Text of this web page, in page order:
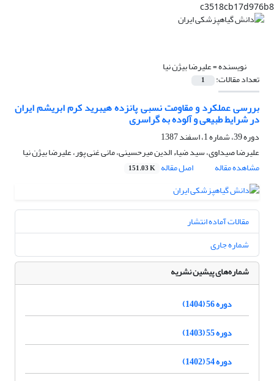
c3518cb17d976b8
نویسنده =علیرضا بیژن نیا
تعداد مقالات: 1
بررسی عملکرد و مقاومت نسبی پانزده هیبرید کرم ابریشم ایران
در شرایط طبیعی و آلوده به گراسری
دوره 39، شماره 1، اسفند 1387
علیرضا صیداوی، سید ضیاء الدین میرحسینی، مانی غنی پور، علیرضا بیژن نیا
مشاهده مقاله
اصل مقاله 151.03 K
مقالات آماده انتشار
شماره جاری
شماره‌های پیشین نشریه
دوره 56 (1404)
دوره 55 (1403)
دوره 54 (1402)